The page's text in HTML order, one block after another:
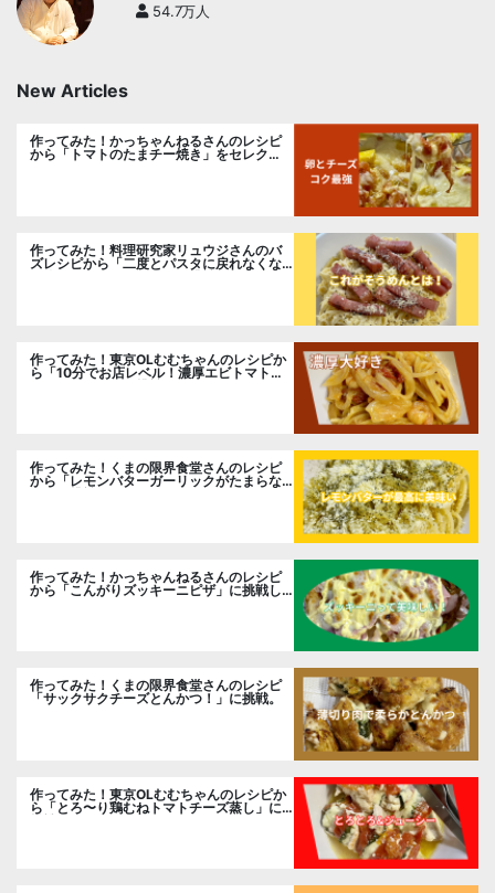
54.7万人
New Articles
作ってみた！かっちゃんねるさんのレシピ
から「トマトのたまチー焼き」をセレク
作ってみた！料理研究家リュウジさんのバ
ズレシピから「二度とパスタに戻れなくな
作ってみた！東京OLむむちゃんのレシピか
ら「10分でお店レベル！濃厚エビトマトク
リームパスタ」に挑戦
作ってみた！くまの限界食堂さんのレシピ
から「レモンバターガーリックがたまらな
作ってみた！かっちゃんねるさんのレシピ
から「こんがりズッキーニピザ」に挑戦し
ました。
作ってみた！くまの限界食堂さんのレシピ
「サックサクチーズとんかつ！」に挑戦。
作ってみた！東京OLむむちゃんのレシピか
ら「とろ〜り鶏むねトマトチーズ蒸し」に